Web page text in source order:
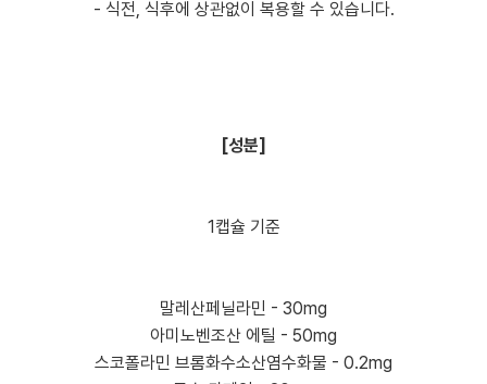
- 식전, 식후에 상관없이 복용할 수 있습니다.
[성분]
1캡슐 기준
말레산페닐라민 - 30mg
아미노벤조산 에틸 - 50mg
스코폴라민 브롬화수소산염수화물 - 0.2mg